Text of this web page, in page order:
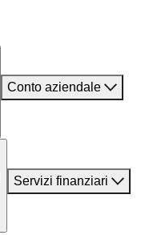
Conto aziendale
Servizi finanziari